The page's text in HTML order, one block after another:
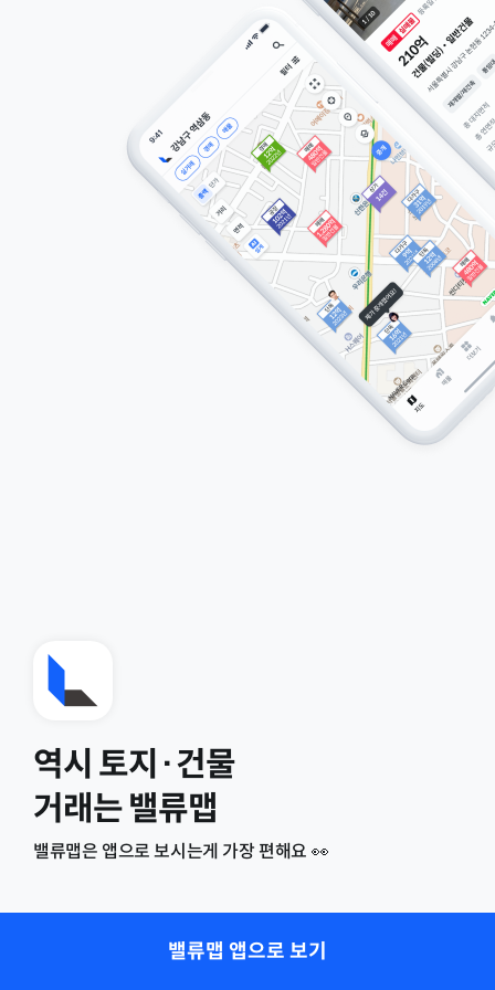
역시 토지·건물
거래는 밸류맵
밸류맵은 앱으로 보시는게 가장 편해요 👀
밸류맵 앱으로 보기